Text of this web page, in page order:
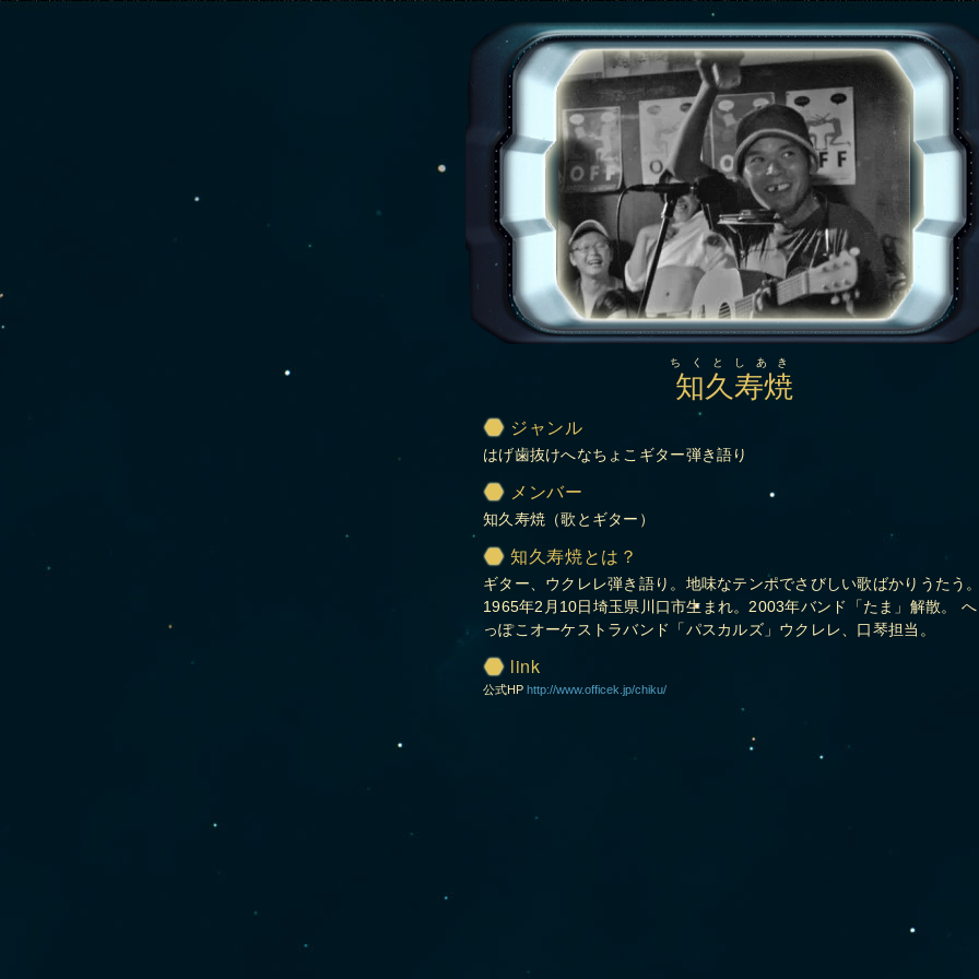
ちくとしあき
知久寿焼
ジャンル
はげ歯抜けへなちょこギター弾き語り
メンバー
知久寿焼（歌とギター）
知久寿焼とは？
ギター、ウクレレ弾き語り。地味なテンポでさびしい歌ばかりうたう
1965年2月10日埼玉県川口市生まれ。2003年バンド「たま」解散。 へ
っぽこオーケストラバンド「パスカルズ」ウクレレ、口琴担当。
link
公式HP http://www.officek.jp/chiku/